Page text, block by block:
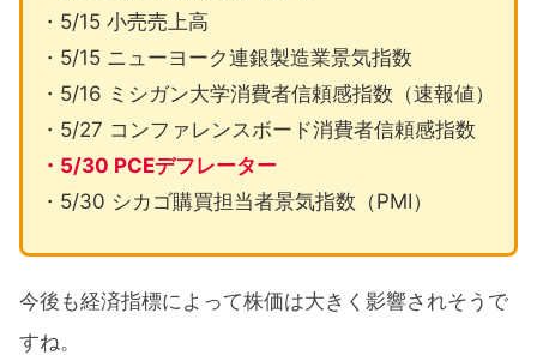
・5/15 小売売上高
・5/15 ニューヨーク連銀製造業景気指数
・5/16 ミシガン大学消費者信頼感指数（速報値）
・5/27 コンファレンスボード消費者信頼感指数
・5/30 PCEデフレーター
・5/30 シカゴ購買担当者景気指数（PMI）
今後も経済指標によって株価は大きく影響されそうで
すね。